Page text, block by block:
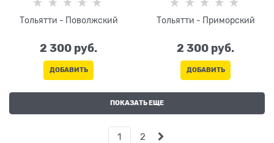
Тольятти - Поволжский
2 300 руб.
ДОБАВИТЬ
Тольятти - Приморский
2 300 руб.
ДОБАВИТЬ
ПОКАЗАТЬ ЕЩЕ
1 2